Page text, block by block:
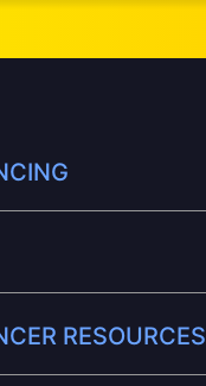
RESOURCES